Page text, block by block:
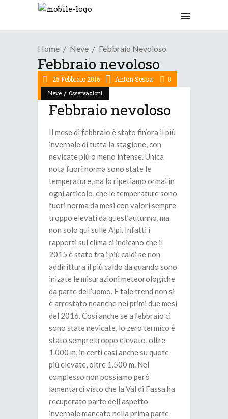
Home Neve Febbraio Nevoloso
Febbraio nevoloso
Neve / Osservazioni
25 Febbraio 2016 Anton Sessa 0
Febbraio nevoloso
Il mese di febbraio è stato fin’ora il più
invernale di tutta la stagione, con
nevicate più o meno intense. Unica
nota fuori norma sono state le
temperature, ma lo ripetiamo ormai in
ogni articolo, che le temperature sono
fuori norma da mesi con valori sempre
troppo elevati da quest’autunno, ma
non solo qui sulle Alpi. Infatti i
rapporti sul clima ci indicano che il
2015 è stato tra i più caldi se non
addirittura il più caldo da quando sono
inizate le misurazioni meteorologiche
da parte dell’uomo. E tale trend non si
è arrestato neanche nei primi due mesi
del 2016. Così anche se a febbraio ci
sono state nevicate, lo zero termico è
stato sempre troppo elevato, oltre
1.000 m, in certi casi anche su quote
più elevate, oltre 1.500 m. Nel
complesso non possiamo però
lamentarci visto che la Val di Fassa ha
recuperato parte dell’aspetto
invernale mancato nella prima parte